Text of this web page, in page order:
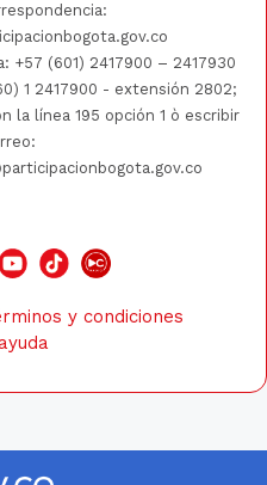
+57 (601) 2417900 – 2417930
1 2417900 - extensión 2802;
la línea 195 opción 1 ò escribir
y condiciones